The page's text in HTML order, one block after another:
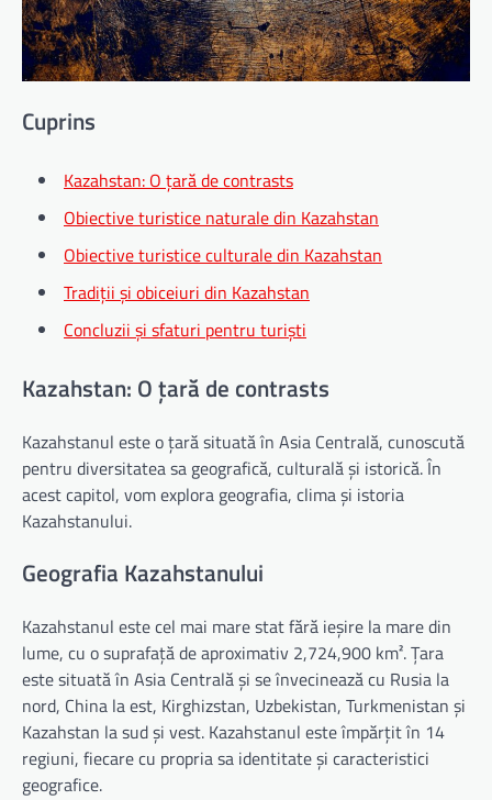
Cuprins
Kazahstan: O țară de contrasts
Obiective turistice naturale din Kazahstan
Obiective turistice culturale din Kazahstan
Tradiții și obiceiuri din Kazahstan
Concluzii și sfaturi pentru turiști
Kazahstan: O țară de contrasts
Kazahstanul este o țară situată în Asia Centrală, cunoscută
pentru diversitatea sa geografică, culturală și istorică. În
acest capitol, vom explora geografia, clima și istoria
Kazahstanului.
Geografia Kazahstanului
Kazahstanul este cel mai mare stat fără ieșire la mare din
lume, cu o suprafață de aproximativ 2,724,900 km². Țara
este situată în Asia Centrală și se învecinează cu Rusia la
nord, China la est, Kirghizstan, Uzbekistan, Turkmenistan și
Kazahstan la sud și vest. Kazahstanul este împărțit în 14
regiuni, fiecare cu propria sa identitate și caracteristici
geografice.